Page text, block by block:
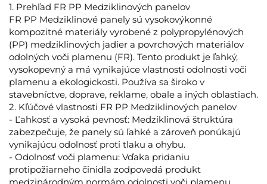
1. Prehľad FR PP Medziklinových panelov
FR PP Medziklinové panely sú vysokovýkonné
kompozitné materiály vyrobené z polypropylénových
(PP) medziklinových jadier a povrchových materiálov
odolných voči plamenu (FR). Tento produkt je ľahký,
vysokopevný a má vynikajúce vlastnosti odolnosti voči
plamenu a ekologickosti. Používa sa široko v
stavebníctve, doprave, reklame, obale a iných oblastiach.
2. Kľúčové vlastnosti FR PP Medziklinových panelov
- Ľahkosť a vysoká pevnosť: Medziklinová štruktúra
zabezpečuje, že panely sú ľahké a zároveň ponúkajú
vynikajúcu odolnosť proti tlaku a ohybu.
- Odolnosť voči plamenu: Vďaka pridaniu
protipožiarneho činidla zodpovedá produkt
medzinárodným normám odolnosti voči plamenu.